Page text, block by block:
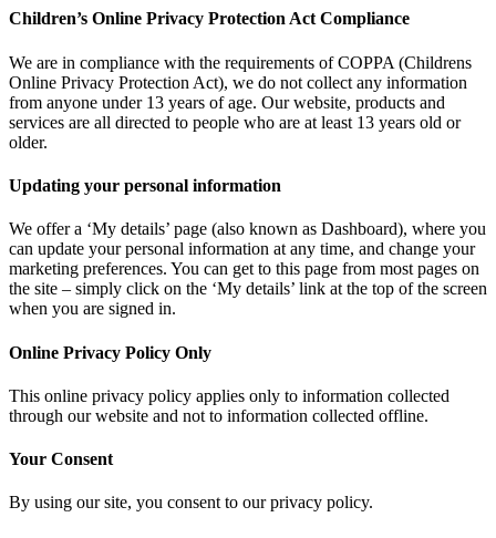
Children’s Online Privacy Protection Act Compliance
We are in compliance with the requirements of COPPA (Childrens
Online Privacy Protection Act), we do not collect any information
from anyone under 13 years of age. Our website, products and
services are all directed to people who are at least 13 years old or
older.
Updating your personal information
We offer a ‘My details’ page (also known as Dashboard), where you
can update your personal information at any time, and change your
marketing preferences. You can get to this page from most pages on
the site – simply click on the ‘My details’ link at the top of the screen
when you are signed in.
Online Privacy Policy Only
This online privacy policy applies only to information collected
through our website and not to information collected offline.
Your Consent
By using our site, you consent to our privacy policy.